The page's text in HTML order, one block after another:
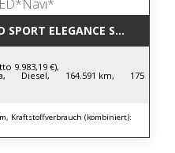
SPORT ELEGANCE
9.983,19 €),
Diesel, 164.591 km, 175
Kraftstoffverbrauch (kombiniert):